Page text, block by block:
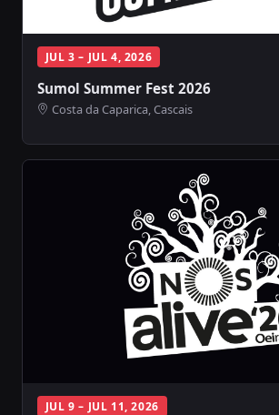
JUL 3 – JUL 4, 2026
Sumol Summer Fest 2026
Costa da Caparica, Cascais
JUL 9 – JUL 11, 2026